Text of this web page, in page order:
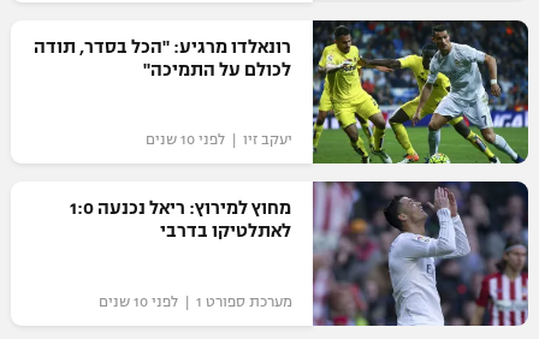
רונאלדו מרגיע: "הכל בסדר, תודה
לכולם על התמיכה"
יעקב זיו | לפני 10 שנים
מחוץ למירוץ: ריאל נכנעה 1:0
לאתלטיקו בדרבי
מערכת ספורט 1 | לפני 10 שנים